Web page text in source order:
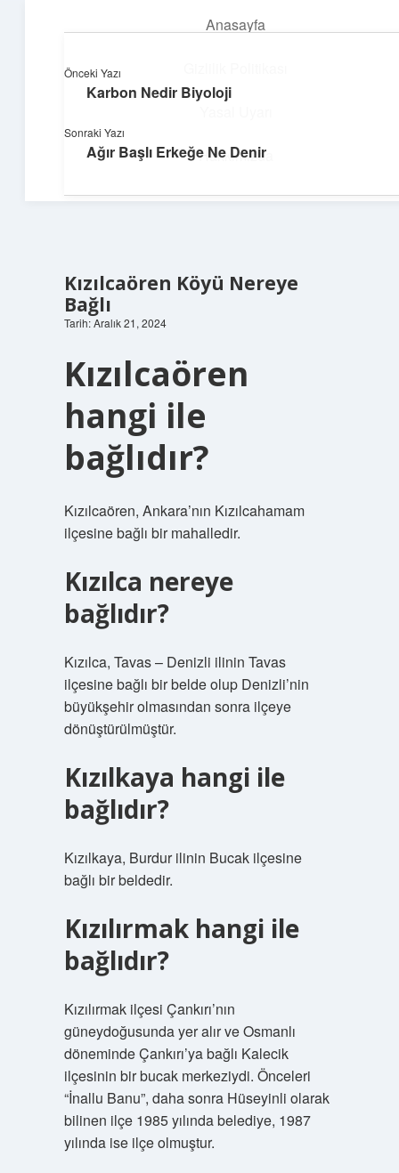
Anasayfa
Hakkımızda
Pratik Çözüm Rehberi
Hayatını kolaylaştıran zekice fikirler!
Kızılcaören Köyü Nereye
Bağlı
Tarih: Aralık 21, 2024
Kızılcaören
hangi ile
bağlıdır?
Kızılcaören, Ankara’nın Kızılcahamam
ilçesine bağlı bir mahalledir.
Kızılca nereye
bağlıdır?
Kızılca, Tavas – Denizli ilinin Tavas
ilçesine bağlı bir belde olup Denizli’nin
büyükşehir olmasından sonra ilçeye
dönüştürülmüştür.
Kızılkaya hangi ile
bağlıdır?
Kızılkaya, Burdur ilinin Bucak ilçesine
bağlı bir beldedir.
Kızılırmak hangi ile
bağlıdır?
Kızılırmak ilçesi Çankırı’nın
güneydoğusunda yer alır ve Osmanlı
döneminde Çankırı’ya bağlı Kalecik
ilçesinin bir bucak merkeziydi. Önceleri
“İnallu Banu”, daha sonra Hüseyinli olarak
bilinen ilçe 1985 yılında belediye, 1987
yılında ise ilçe olmuştur.
Önceki Yazı
Karbon Nedir Biyoloji
Sonraki Yazı
Ağır Başlı Erkeğe Ne Denir